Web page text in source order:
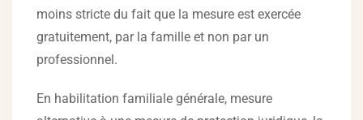
moins stricte du fait que la mesure est exercée
gratuitement, par la famille et non par un
professionnel.
En habilitation familiale générale, mesure